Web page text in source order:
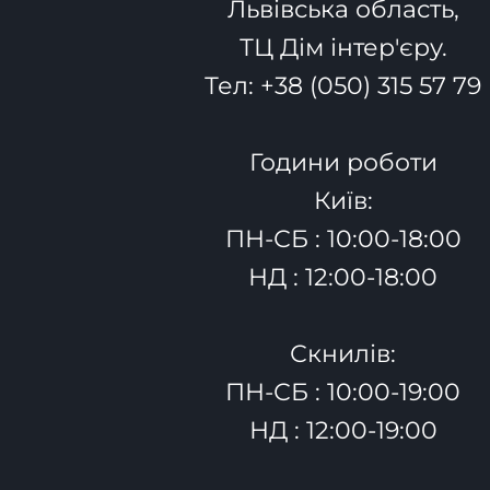
Львівська область,
ТЦ Дім інтер'єру.
Тел: +38 (050) 315 57 79
Години роботи
Київ:
ПН-СБ : 10:00-18:00
НД : 12:00-18:00
Скнилів:
ПН-СБ : 10:00-19:00
НД : 12:00-19:00